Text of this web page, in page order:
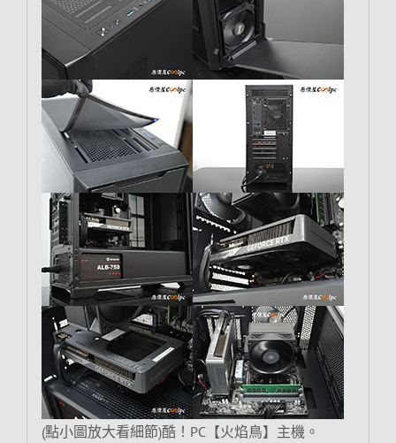
(點小圖放大看細節)酷！PC【火焰鳥】主機。